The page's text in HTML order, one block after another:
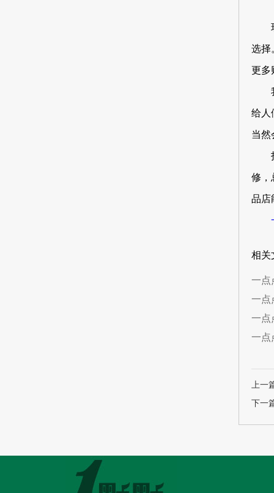
选择
更多
给人
当然
修，
品店
相关
一点
一点
一点
一点
上
下一